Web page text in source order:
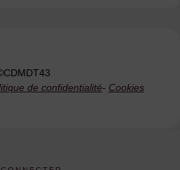
de confidentialité- Cookies